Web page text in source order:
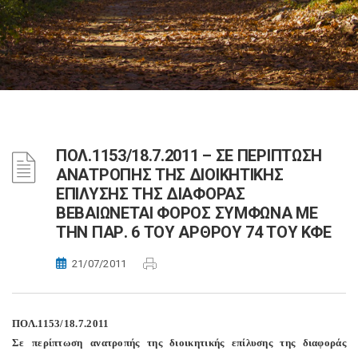
ΠΟΛ.1153/18.7.2011 – ΣΕ ΠΕΡΙΠΤΩΣΗ
ΑΝΑΤΡΟΠΗΣ ΤΗΣ ΔΙΟΙΚΗΤΙΚΗΣ
ΕΠΙΛΥΣΗΣ ΤΗΣ ΔΙΑΦΟΡΑΣ
ΒΕΒΑΙΩΝΕΤΑΙ ΦΟΡΟΣ ΣΥΜΦΩΝΑ ΜΕ
ΤΗΝ ΠΑΡ. 6 ΤΟΥ ΑΡΘΡΟΥ 74 ΤΟΥ ΚΦΕ
21/07/2011
ΠΟΛ.1153/18.7.2011
Σε περίπτωση ανατροπής της διοικητικής επίλυσης της διαφοράς